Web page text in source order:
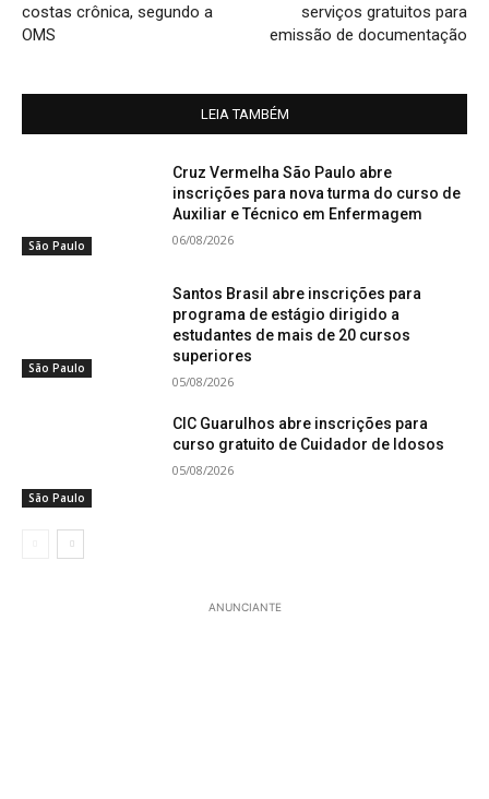
costas crônica, segundo a
OMS
serviços gratuitos para
emissão de documentação
LEIA TAMBÉM
São Paulo
Cruz Vermelha São Paulo abre
inscrições para nova turma do curso de
Auxiliar e Técnico em Enfermagem
06/08/2026
São Paulo
Santos Brasil abre inscrições para
programa de estágio dirigido a
estudantes de mais de 20 cursos
superiores
05/08/2026
São Paulo
CIC Guarulhos abre inscrições para
curso gratuito de Cuidador de Idosos
05/08/2026
ANUNCIANTE